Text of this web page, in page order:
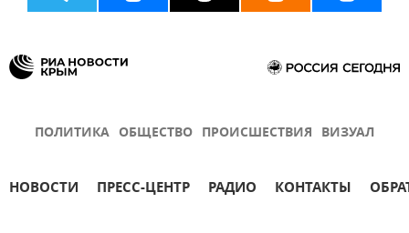
ПОЛИТИКА ОБЩЕСТВО ПРОИСШЕСТВИЯ ВИЗУАЛ
НОВОСТИ ПРЕСС-ЦЕНТР РАДИО КОНТАКТЫ